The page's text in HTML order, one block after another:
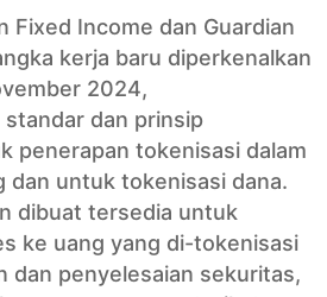
Fixed Income dan Guardian
kerja baru diperkenalkan
2024,
dan prinsip
penerapan tokenisasi dalam
dan untuk tokenisasi dana.
dibuat tersedia untuk
ke uang yang di-tokenisasi
dan penyelesaian sekuritas,